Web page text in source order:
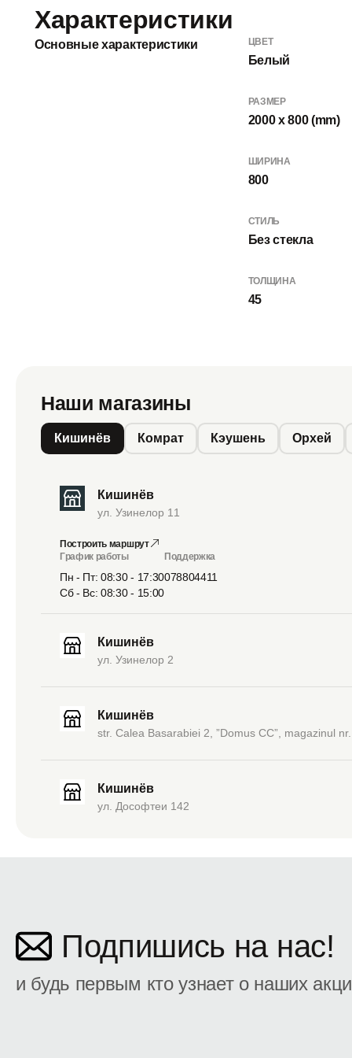
Характеристики
Основные характеристики ЦВЕТ
Белый
РАЗМЕР
2000 x 800 (mm)
ШИРИНА
800
СТИЛЬ
Без стекла
ТОЛЩИНА
45
Наши магазины
Кишинёв Комрат Кэушень Орхей
Кишинёв
ул. Узинелор 11
Построить маршрут
График работы
Пн - Пт: 08:30 - 17:30
Сб - Вс: 08:30 - 15:00
Поддержка
078804411
Кишинёв
ул. Узинелор 2
Кишинёв
str. Calea Basarabiei 2, ”Domus CC”, magazinul
Кишинёв
ул. Дософтеи 142
Подпишись на нас!
и будь первым кто узнает о наших